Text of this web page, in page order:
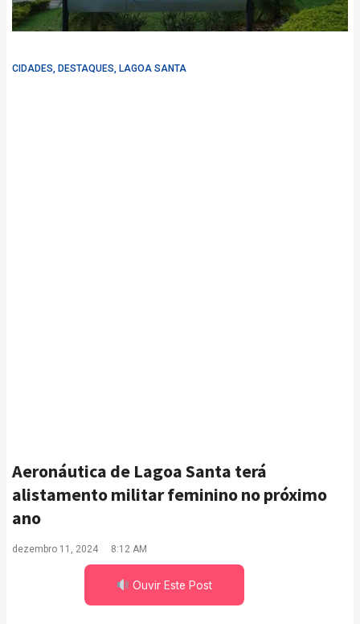
CIDADES, DESTAQUES, LAGOA SANTA
Aeronáutica de Lagoa Santa terá
alistamento militar feminino no próximo
ano
dezembro 11, 2024 8:12 AM
Ouvir Este Post